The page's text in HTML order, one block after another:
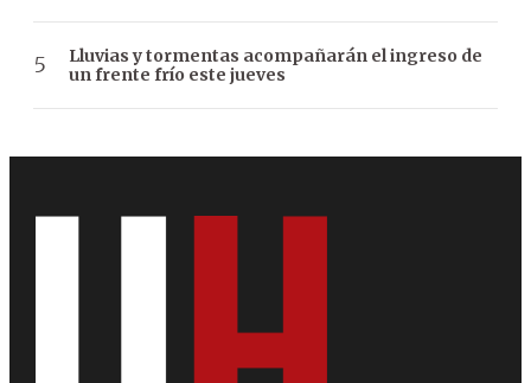
Lluvias y tormentas acompañarán el ingreso de
un frente frío este jueves